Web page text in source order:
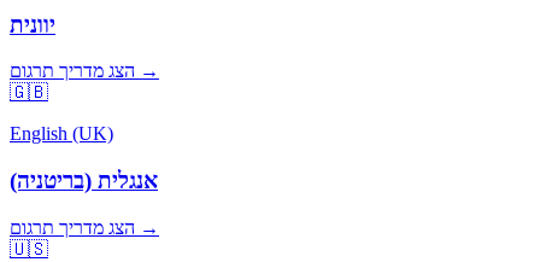
יוונית
הצג מדריך תרגום →
🇬🇧
English (UK)
אנגלית (בריטניה)
הצג מדריך תרגום →
🇺🇸